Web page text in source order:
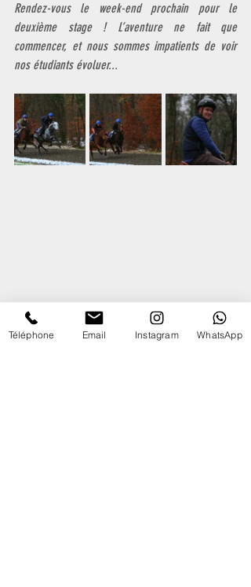
Rendez-vous le week-end prochain pour le
deuxième stage ! L’aventure ne fait que
commencer, et nous sommes impatients de voir
nos étudiants évoluer...
Téléphone Email Instagram WhatsApp